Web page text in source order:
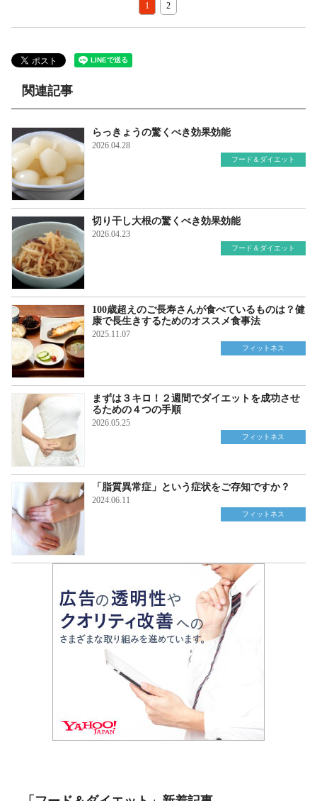
1 2
関連記事
らっきょうの驚くべき効果効能
2026.04.28
フード＆ダイエット
切り干し大根の驚くべき効果効能
2026.04.23
フード＆ダイエット
100歳超えのご長寿さんが食べているものは？健
康で長生きするためのオススメ食事法
2025.11.07
フィットネス
まずは３キロ！２週間でダイエットを成功させ
るための４つの手順
2026.05.25
フィットネス
「脂質異常症」という症状をご存知ですか？
2024.06.11
フィットネス